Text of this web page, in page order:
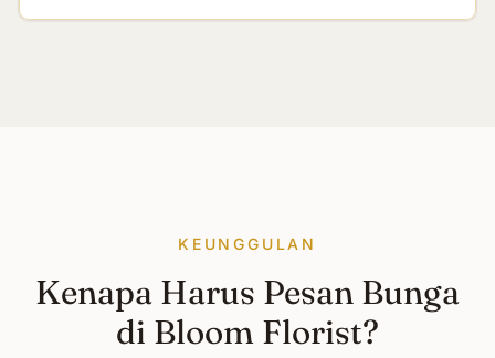
KEUNGGULAN
Kenapa Harus Pesan Bunga
di Bloom Florist?